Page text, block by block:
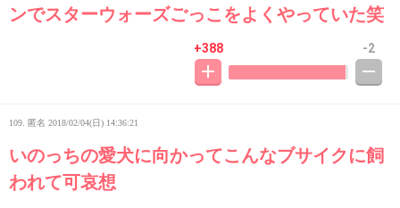
ンでスターウォーズごっこをよくやっていた笑
+388 -2
109. 匿名 2018/02/04(日) 14:36:21
いのっちの愛犬に向かってこんなブサイクに飼
われて可哀想